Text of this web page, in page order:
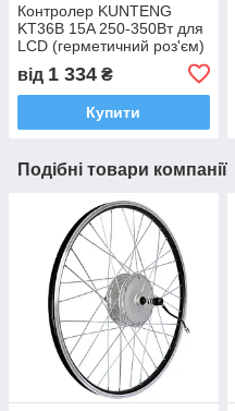
Контролер KUNTENG
KT36В 15A 250-350Вт для
LCD (герметичний роз'єм)
від 1 334 ₴
Купити
Подібні товари компанії